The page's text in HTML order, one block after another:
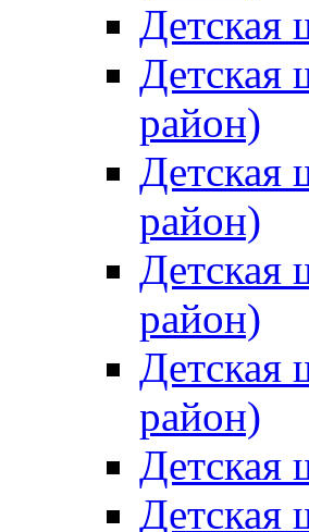
Детская
Детская
район)
Детская
район)
Детская
район)
Детская
район)
Детская
Детская